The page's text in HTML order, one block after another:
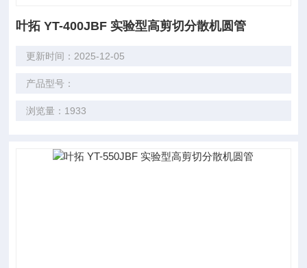
叶拓 YT-400JBF 实验型高剪切分散机圆管
更新时间：2025-12-05
产品型号：
浏览量：1933